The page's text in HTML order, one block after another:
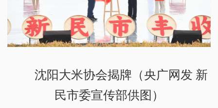
沈阳大米协会揭牌（央广网发 新
民市委宣传部供图）